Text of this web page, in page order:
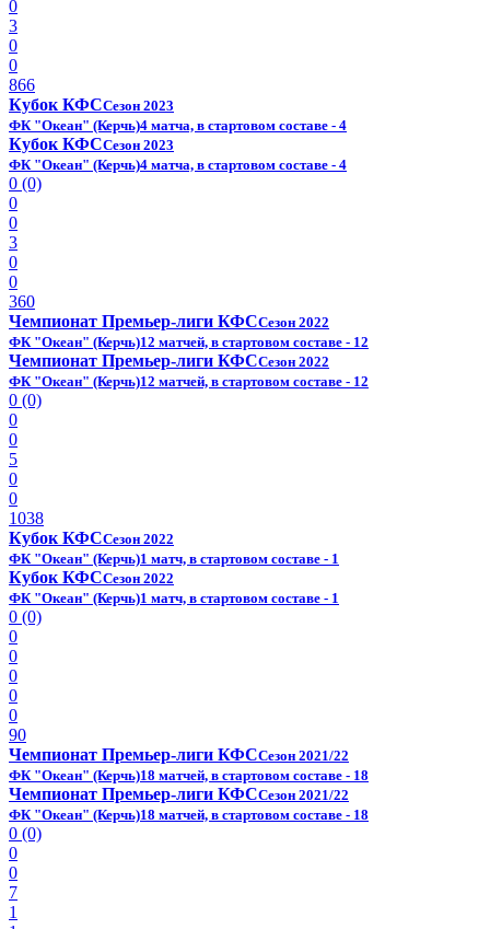
0
3
0
0
866
Кубок КФССезон 2023
ФК "Океан" (Керчь)4 матча, в стартовом составе - 4
Кубок КФССезон 2023
ФК "Океан" (Керчь)4 матча, в стартовом составе - 4
0 (0)
0
0
3
0
0
360
Чемпионат Премьер-лиги КФССезон 2022
ФК "Океан" (Керчь)12 матчей, в стартовом составе - 12
Чемпионат Премьер-лиги КФССезон 2022
ФК "Океан" (Керчь)12 матчей, в стартовом составе - 12
0 (0)
0
0
5
0
0
1038
Кубок КФССезон 2022
ФК "Океан" (Керчь)1 матч, в стартовом составе - 1
Кубок КФССезон 2022
ФК "Океан" (Керчь)1 матч, в стартовом составе - 1
0 (0)
0
0
0
0
0
90
Чемпионат Премьер-лиги КФССезон 2021/22
ФК "Океан" (Керчь)18 матчей, в стартовом составе - 18
Чемпионат Премьер-лиги КФССезон 2021/22
ФК "Океан" (Керчь)18 матчей, в стартовом составе - 18
0 (0)
0
0
7
1